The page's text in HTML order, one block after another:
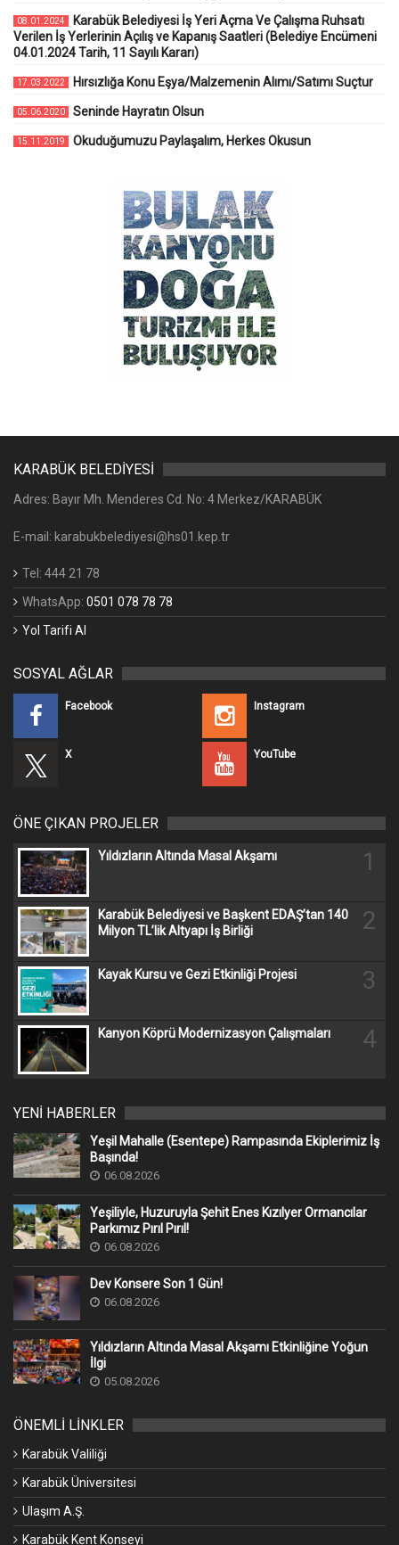
08.01.2024
Karabük Belediyesi İş Yeri Açma Ve Çalışma Ruhsatı
Verilen İş Yerlerinin Açılış ve Kapanış Saatleri (Belediye Encümeni
04.01.2024 Tarih, 11 Sayılı Kararı)
17.03.2022 Hırsızlığa Konu Eşya/Malzemenin Alımı/Satımı Suçtur
05.06.2020 Seninde Hayratın Olsun
15.11.2019 Okuduğumuzu Paylaşalım, Herkes Okusun
KARABÜK BELEDİYESİ
Adres: Bayır Mh. Menderes Cd. No: 4 Merkez/KARABÜK
E-mail: karabukbelediyesi@hs01.kep.tr
Tel: 444 21 78
WhatsApp: 0501 078 78 78
Yol Tarifi Al
SOSYAL AĞLAR
Facebook Instagram
X YouTube
ÖNE ÇIKAN PROJELER
Yıldızların Altında Masal Akşamı 1
Karabük Belediyesi ve Başkent EDAŞ’tan 140
Milyon TL’lik Altyapı İş Birliği
2
Kayak Kursu ve Gezi Etkinliği Projesi 3
Kanyon Köprü Modernizasyon Çalışmaları 4
YENİ HABERLER
Yeşil Mahalle (Esentepe) Rampasında Ekiplerimiz İş
Başında!
06.08.2026
Yeşiliyle, Huzuruyla Şehit Enes Kızılyer Ormancılar
Parkımız Pırıl Pırıl!
06.08.2026
Dev Konsere Son 1️ Gün!
06.08.2026
Yıldızların Altında Masal Akşamı Etkinliğine Yoğun
İlgi
05.08.2026
ÖNEMLİ LİNKLER
Karabük Valiliği
Karabük Üniversitesi
Ulaşım A.Ş.
Karabük Kent Konseyi